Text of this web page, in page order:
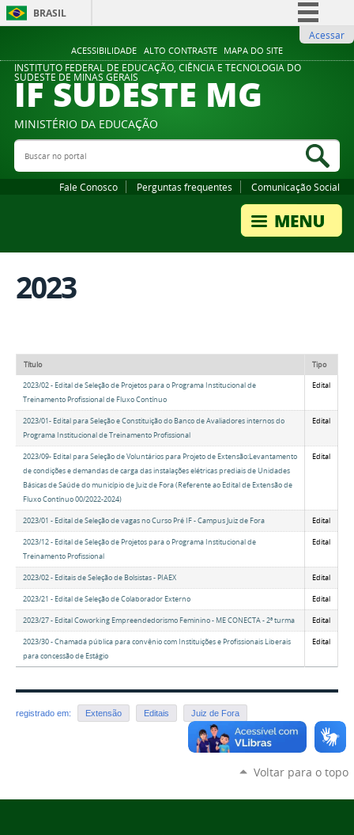
ACESSIBILIDADE ALTO CONTRASTE MAPA DO SITE
BRASIL
Comunica BR
Participe
Legislação
Acessar
INSTITUTO FEDERAL DE EDUCAÇÃO, CIÊNCIA E TECNOLOGIA DO
SUDESTE DE MINAS GERAIS
IF SUDESTE MG
MINISTÉRIO DA EDUCAÇÃO
Buscar no portal
Fale Conosco Perguntas frequentes Comunicação Social
2023
Título Tipo
2023/02 - Edital de Seleção de Projetos para o Programa Institucional de
Treinamento Profissional de Fluxo Contínuo
Edital
2023/01- Edital para Seleção e Constituição do Banco de Avaliadores internos do
Programa Institucional de Treinamento Profissional
Edital
2023/09- Edital para Seleção de Voluntários para Projeto de Extensão:Levantamento
de condições e demandas de carga das instalações elétricas prediais de Unidades
Básicas de Saúde do município de Juiz de Fora (Referente ao Edital de Extensão de
Fluxo Contínuo 00/2022-2024)
Edital
2023/01 - Edital de Seleção de vagas no Curso Pré IF - Campus Juiz de Fora Edital
2023/12 - Edital de Seleção de Projetos para o Programa Institucional de
Treinamento Profissional
Edital
2023/02 - Editais de Seleção de Bolsistas - PIAEX Edital
2023/21 - Edital de Seleção de Colaborador Externo Edital
2023/27 - Edital Coworking Empreendedorismo Feminino - ME CONECTA - 2ª turma Edital
2023/30 - Chamada pública para convênio com Instituições e Profissionais Liberais
para concessão de Estágio
Edital
registrado em: Extensão Editais Juiz de Fora
Voltar para o topo